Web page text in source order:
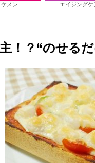
ケメン エイジングケ
！？“のせる